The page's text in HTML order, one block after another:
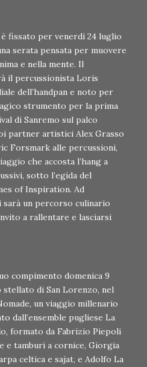
fissato per venerdì 24 luglio
serata pensata per muovere
e nella mente. Il
il percussionista Loris
dell’handpan e noto per
strumento per la prima
di Sanremo sul palco
partner artistici Alex Grasso
Forsmark alle percussioni,
che accosta l’hang a
sotto l’egida del
of Inspiration. Ad
sarà un percorso culinario
a rallentare e lasciarsi
compimento domenica 9
di San Lorenzo, nel
un viaggio millenario
dall’ensemble pugliese La
formato da Fabrizio Piepoli
e tamburi a cornice, Giorgia
celtica e sajat, e Adolfo La